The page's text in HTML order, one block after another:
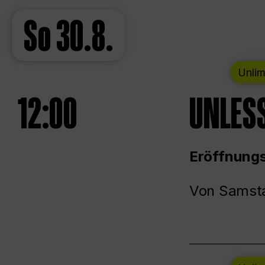
So30.8.
12:00
Von